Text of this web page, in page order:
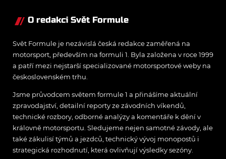
O redakci Svět Formule
Svět Formule je nezávislá česká redakce zaměřená na
motorsport, především na formuli 1. Byla založena v roce 1999
a patří mezi nejstarší specializované motorsportové weby na
československém trhu.
Jsme průvodcem světem formule 1 a přinášíme aktuální
zpravodajství, detailní reporty ze závodních víkendů,
technické rozbory, odborné analýzy a komentáře k dění v
královně motorsportu. Sledujeme nejen samotné závody, ale
také zákulisí týmů a jezdců, technický vývoj monopostů i
strategická rozhodnutí, která ovlivňují výsledky sezóny.